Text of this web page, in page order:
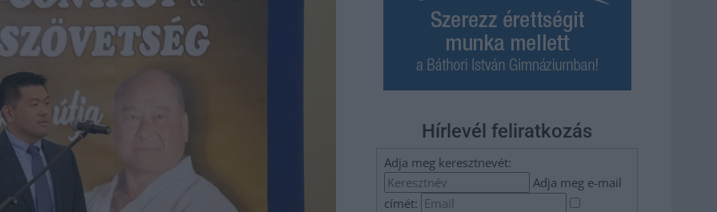
Hírlevél feliratkozás
Adja meg keresztnevét:
Adja meg e-mail
címét: